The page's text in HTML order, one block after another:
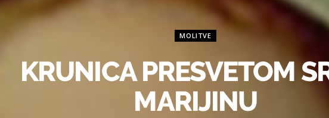
MOLITVE
KRUNICA PRESVETOM
MARIJINU